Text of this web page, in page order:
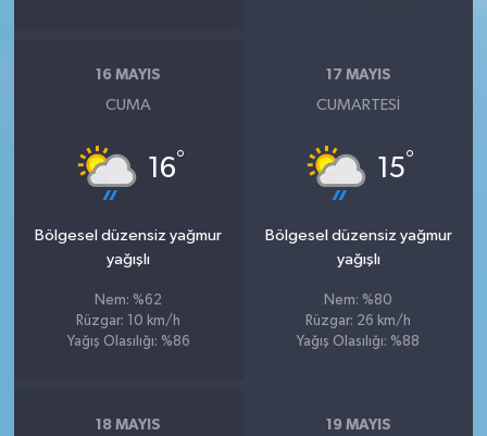
16 MAYIS
CUMA
16°
Bölgesel düzensiz yağmur
yağışlı
Nem: %62
Rüzgar: 10 km/h
Yağış Olasılığı: %86
17 MAYIS
CUMARTESI
15°
Bölgesel düzensiz yağmur
yağışlı
Nem: %80
Rüzgar: 26 km/h
Yağış Olasılığı: %88
18 MAYIS 19 MAYIS